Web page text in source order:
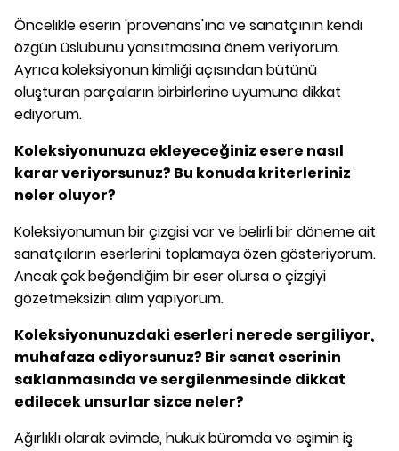
Öncelikle eserin 'provenans'ına ve sanatçının kendi
özgün üslubunu yansıtmasına önem veriyorum.
Ayrıca koleksiyonun kimliği açısından bütünü
oluşturan parçaların birbirlerine uyumuna dikkat
ediyorum.
Koleksiyonunuza ekleyeceğiniz esere nasıl
karar veriyorsunuz? Bu konuda kriterleriniz
neler oluyor?
Koleksiyonumun bir çizgisi var ve belirli bir döneme ait
sanatçıların eserlerini toplamaya özen gösteriyorum.
Ancak çok beğendiğim bir eser olursa o çizgiyi
gözetmeksizin alım yapıyorum.
Koleksiyonunuzdaki eserleri nerede sergiliyor,
muhafaza ediyorsunuz? Bir sanat eserinin
saklanmasında ve sergilenmesinde dikkat
edilecek unsurlar sizce neler?
Ağırlıklı olarak evimde, hukuk büromda ve eşimin iş